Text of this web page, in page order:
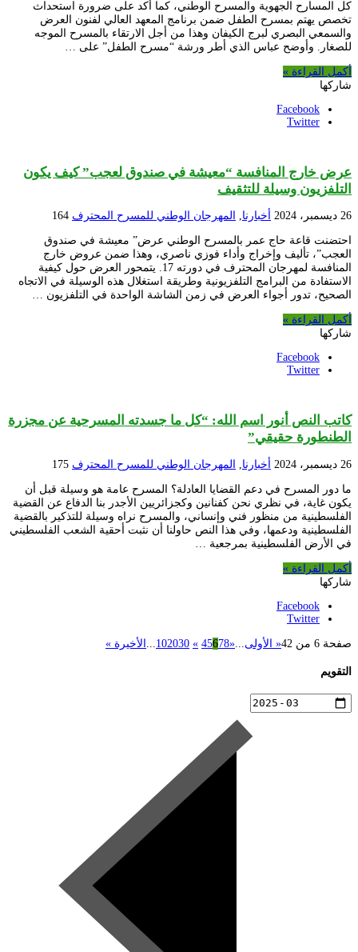
كل المسارح الجهوية والمسرح الوطني، كما أكد على ضرورة استحداث
تخصص يهتم بمسرح الطفل ضمن برنامج المعهد العالي لفنون العرض
والسمعي البصري لبرج الكيفان وهذا من أجل الارتقاء بالمسرح الموجه
للصغار. وأوضح عباس الذي أطر ورشة “مسرح الطفل” على …
أكمل القراءة »
شاركها
Facebook
Twitter
عرض خارج المنافسة “معيشة في صندوق لعجب” كيف يكون
التلفزيون وسيلة للتثقيف
26 ديسمبر، 2024 أخبارنا, المهرجان الوطني للمسرح المحترف 164
احتضنت قاعة حاج عمر بالمسرح الوطني عرض” معيشة في صندوق
العجب”، تأليف وإخراج وأداء فوزي ناصري، وهذا ضمن عروض خارج
المنافسة لمهرجان المحترف في دورته 17. يتمحور العرض حول كيفية
الاستفادة من البرامج التلفزيونية وطريقة استغلال هذه الوسيلة في الاتجاه
الصحيح، تدور أجواء العرض في زمن الشاشة الواحدة في التلفزيون …
أكمل القراءة »
شاركها
Facebook
Twitter
كاتب النص أنور اسم الله: “كل ما جسدته المسرحية عن مجزرة
الطنطورة حقيقي”
26 ديسمبر، 2024 أخبارنا المهرجان الوطني للمسرح المحترف 175
ما دور المسرح في دعم القضايا العادلة؟ المسرح عامة هو وسيلة قبل أن
يكون غاية، في نظري نحن كفنانين وكجزائريين الأجدر بنا الدفاع عن القضية
الفلسطينية من منظور فني وإنساني، والمسرح نراه وسيلة للتذكير بالقضية
الفلسطينية ودعمها، وفي هذا النص حاولنا أن نثبت أحقية الشعب الفلسطيني
في الأرض الفلسطينية بمرجعية …
أكمل القراءة »
شاركها
Facebook
Twitter
صفحة 6 من 42 « الأولى «
45678
»
102030 الأخيرة »
التقويم